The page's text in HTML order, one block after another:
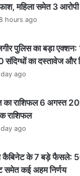
महिला समेत 3 आरोपी
hours ago
पुलिस का बड़ा एक्शन:
संदिग्धों का दस्तावेज और
day ago
राशिफल 6 अगस्त
राशिफल
day ago
कैबिनेट के 7 बड़े फैसले:
समेत कई अहम निर्णय